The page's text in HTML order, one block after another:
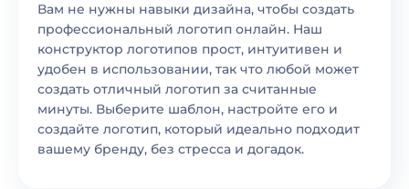
Вам не нужны навыки дизайна, чтобы создать
профессиональный логотип онлайн. Наш
конструктор логотипов прост, интуитивен и
удобен в использовании, так что любой может
создать отличный логотип за считанные
минуты. Выберите шаблон, настройте его и
создайте логотип, который идеально подходит
вашему бренду, без стресса и догадок.